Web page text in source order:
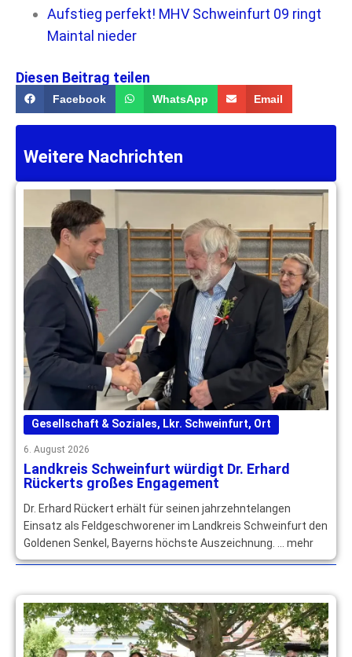
Aufstieg perfekt! MHV Schweinfurt 09 ringt
Maintal nieder
Diesen Beitrag teilen
Facebook WhatsApp Email
Weitere Nachrichten
Gesellschaft & Soziales, Lkr. Schweinfurt, Ort
6. August 2026
Landkreis Schweinfurt würdigt Dr. Erhard
Rückerts großes Engagement
Dr. Erhard Rückert erhält für seinen jahrzehntelangen
Einsatz als Feldgeschworener im Landkreis Schweinfurt den
Goldenen Senkel, Bayerns höchste Auszeichnung. … mehr